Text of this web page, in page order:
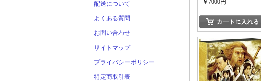
配送について
よくある質問
お問い合わせ
サイトマップ
プライバシーポリシー
特定商取引表
￥7000円